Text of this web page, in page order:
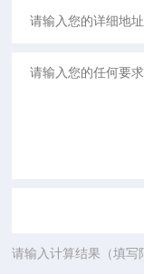
请输入计算结果（填写